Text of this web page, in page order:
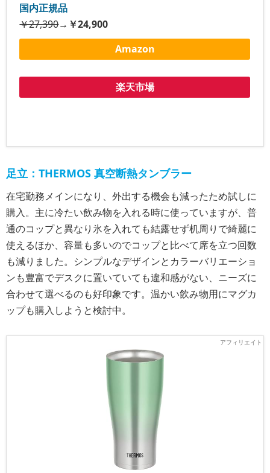
国内正規品
￥27,390→ ￥24,900
Amazon
楽天市場
足立：THERMOS 真空断熱タンブラー
在宅勤務メインになり、外出する機会も減ったため試しに
購入。主に冷たい飲み物を入れる時に使っていますが、普
通のコップと異なり氷を入れても結露せず机周りで綺麗に
使えるほか、容量も多いのでコップと比べて席を立つ回数
も減りました。シンプルなデザインとカラーバリエーショ
ンも豊富でデスクに置いていても違和感がない、ニーズに
合わせて選べるのも好印象です。温かい飲み物用にマグカ
ップも購入しようと検討中。